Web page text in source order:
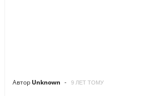
Автор Unknown 9 ЛЕТ ТОМУ